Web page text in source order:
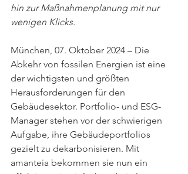
hin zur Maßnahmenplanung mit nur
wenigen Klicks.
München, 07. Oktober 2024 – Die
Abkehr von fossilen Energien ist eine
der wichtigsten und größten
Herausforderungen für den
Gebäudesektor. Portfolio- und ESG-
Manager stehen vor der schwierigen
Aufgabe, ihre Gebäudeportfolios
gezielt zu dekarbonisieren. Mit
amanteia bekommen sie nun ein